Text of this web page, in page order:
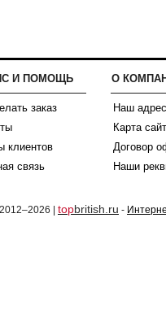
И ПОМОЩЬ
заказ
клиентов
связь
О
Наш адрес
Карта
Договор
Наши
| topbritish.ru -